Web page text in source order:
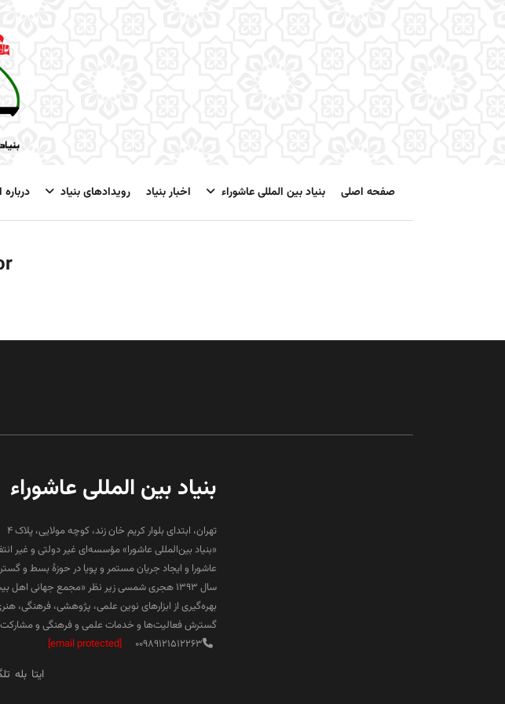
صفحه اصلی بنیاد بین المللی عاشوراء اخبار بنیاد رویدادهای بنیاد
بنیاد بین المللی عاشوراء
تهران، ابتدای بلوار کریم خان زند، کوچه مولایی، پلاک 4
«بنیاد بین‌المللی عاشورا» مؤسسه‌ای غیر دولتی و
عاشورا و ایجاد جریان مستمر و پویا در حوزۀ بسط و
سال ۱۳۹۳ هجری شمسی زیر نظر «مجمع جهانی
بهره‌گیری از ابزارهای نوین علمی، پژوهشی، فرهنگی،
گسترش فعالیت‌ها و خدمات علمی و فرهنگی و مشارکت
00989121512263
[email protected]
ایتا بله